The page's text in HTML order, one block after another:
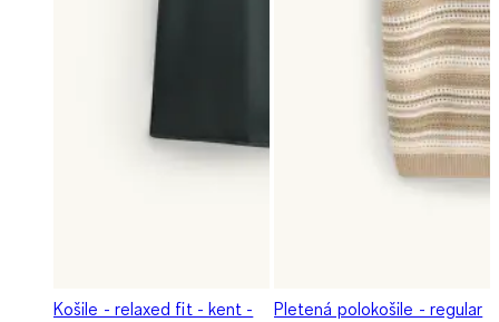
Košile - relaxed fit - kent -
Pletená polokošile - regular